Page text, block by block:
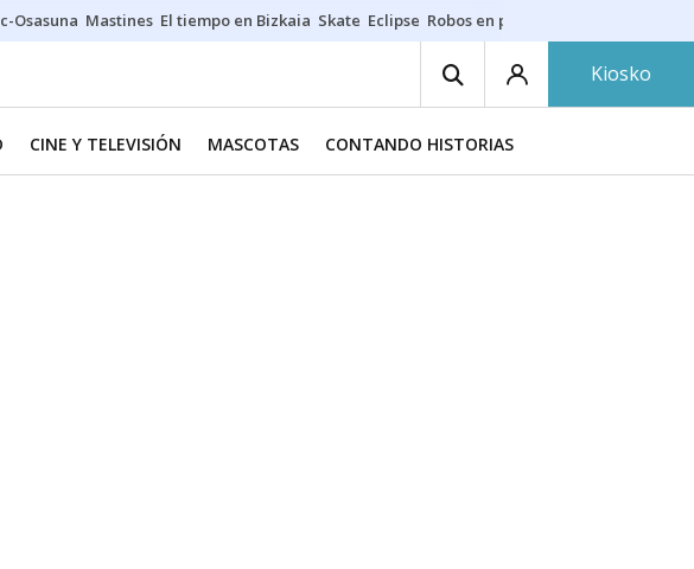
Osasuna Mastines El tiempo en Bizkaia Skate Eclipse Robos en playas
Kiosko
CINE Y TELEVISIÓN MASCOTAS CONTANDO HISTORIAS